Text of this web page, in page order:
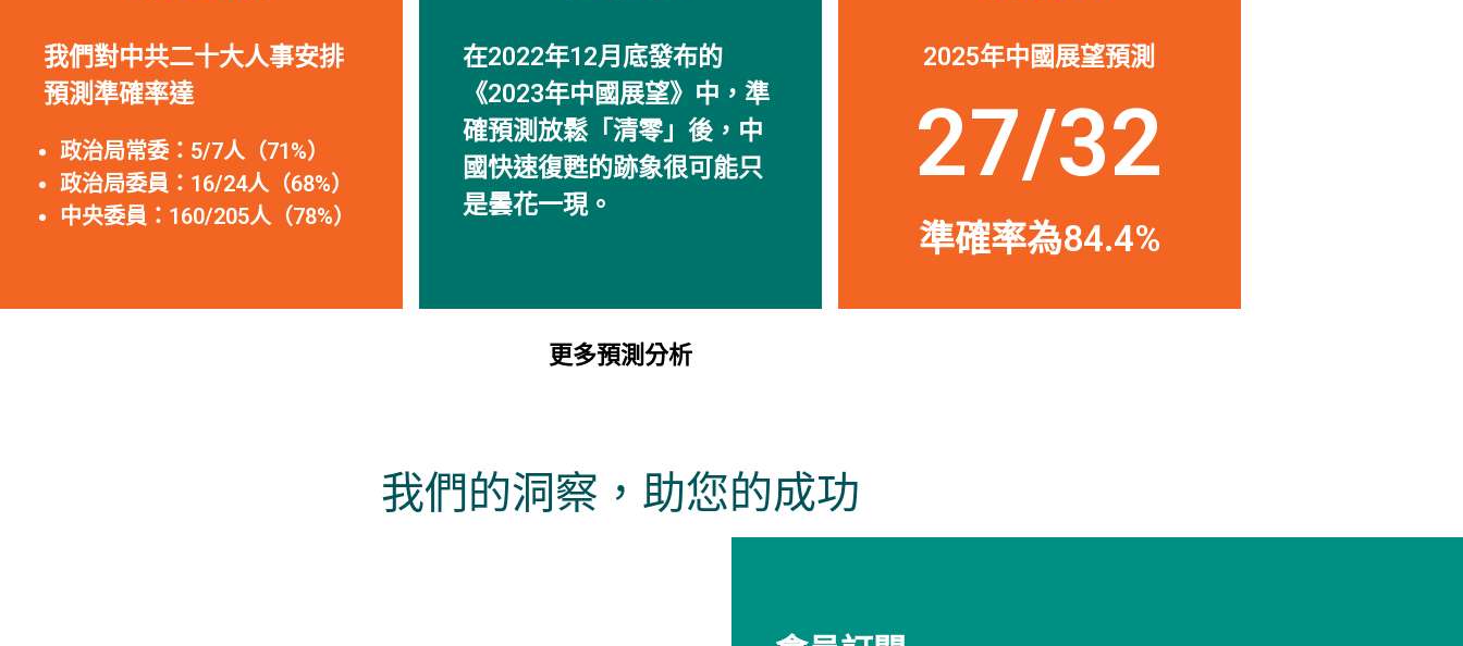
我們對中共二十大人事安排
預測準確率達
政治局常委：5/7人（71%）
政治局委員：16/24人（68%）
中央委員：160/205人（78%）
在2022年12月底發布的
《2023年中國展望》中，準
確預測放鬆「清零」後，中
國快速復甦的跡象很可能只
是曇花一現。
2025年中國展望預測
27/32
準確率為84.4%
更多預測分析
我們的洞察，助您的成功